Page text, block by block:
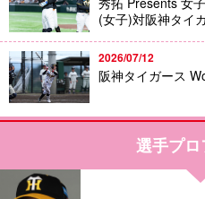
(女子)対阪神タイ
2026/07/12
阪神タイガース
バイトするなら
選手プ